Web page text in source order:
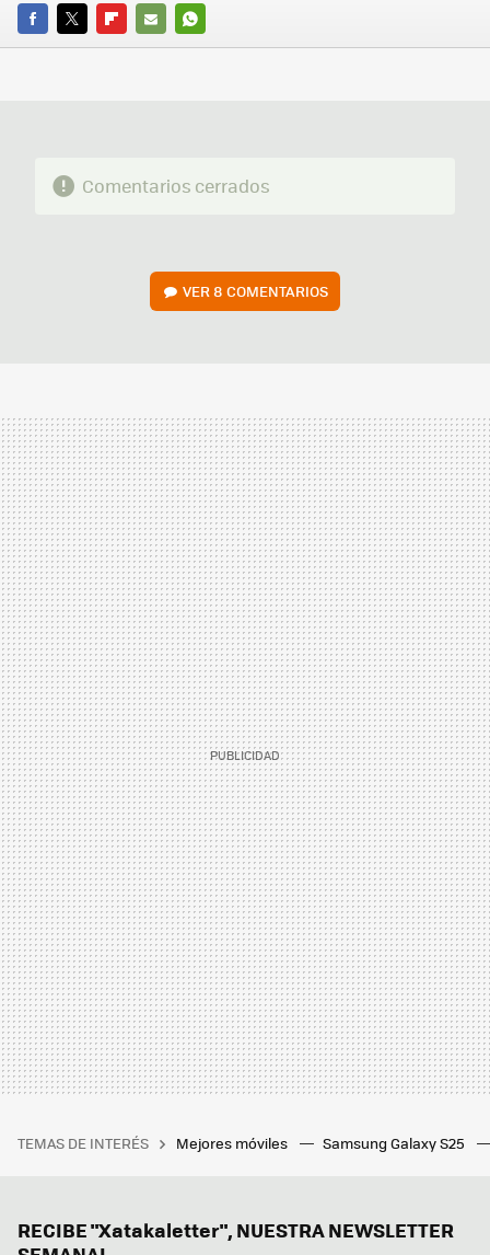
FACEBOOK
TWITTERFLIPBOARD
E-
WHATSAPP
Comentarios cerrados
VER8 COMENTARIOS
TEMAS DE INTERÉS Mejores móviles Samsung Galaxy S25
RECIBE "Xatakaletter", NUESTRA NEWSLETTER